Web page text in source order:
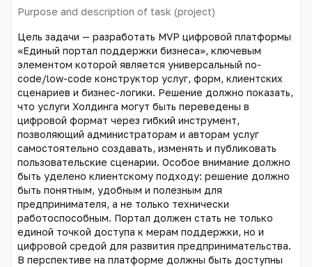
Purpose and description of task (project)
Цель задачи — разработать MVP цифровой платформы
«Единый портал поддержки бизнеса», ключевым
элементом которой является универсальный no-
code/low-code конструктор услуг, форм, клиентских
сценариев и бизнес-логики. Решение должно показать,
что услуги Холдинга могут быть переведены в
цифровой формат через гибкий инструмент,
позволяющий администраторам и авторам услуг
самостоятельно создавать, изменять и публиковать
пользовательские сценарии. Особое внимание должно
быть уделено клиентскому подходу: решение должно
быть понятным, удобным и полезным для
предпринимателя, а не только технически
работоспособным. Портал должен стать не только
единой точкой доступа к мерам поддержки, но и
цифровой средой для развития предпринимательства.
В перспективе на платформе должны быть доступны